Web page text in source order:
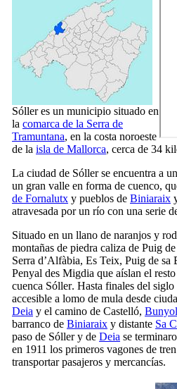
Sólleres un municipio situado en
la comarca de la Serra de
Tramuntana, en la costa noroeste
de la isla de Mallorca, cerca de 34
La ciudad de Sóllerse encuentra a
un gran valle en forma de cuenco,
de Fornalutx y pueblos de Biniaraix
atravesada por un río con una serie
Situado en un llano de naranjos y
montañas de piedra caliza de Puig
Serra d’Alfàbia, Es Teix, Puig de sa
Penyal des Migdia que aíslan el
cuenca Sóller. Hasta finales del siglo
accesible a lomo de mula desde
Deia y el camino de Castelló,
barranco de Biniaraix y distante Sa
paso de Sóllery de Deia se
en 1911 los primeros vagones de tren
transportar pasajeros y mercancías.